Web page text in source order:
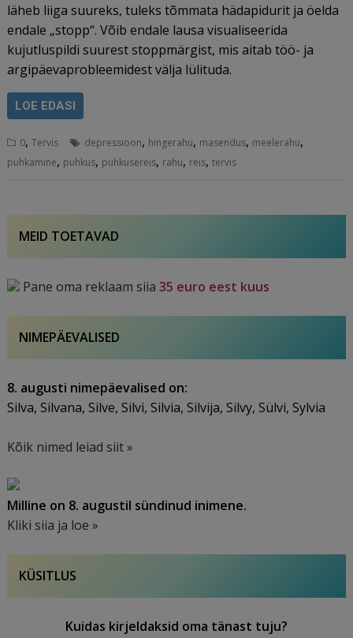
läheb liiga suureks, tuleks tõmmata hädapidurit ja öelda
endale „stopp“. Võib endale lausa visualiseerida
kujutluspildi suurest stoppmärgist, mis aitab töö- ja
argipäevaprobleemidest välja lülituda.
LOE EDASI
0,Tervis depressioon, hingerahu, masendus, meelerahu,
puhkamine, puhkus, puhkusereis, rahu, reis,tervis
MEID TOETAVAD
Pane oma reklaam siia35 euro eest kuus
NIMEPÄEVALISED
8. augusti nimepäevalised on:
Silva, Silvana, Silve, Silvi, Silvia, Silvija, Silvy, Sülvi, Sylvia
Kõik nimed leiad siit »
Milline on 8. augustil sündinud inimene.
Kliki siia ja loe »
KÜSITLUS
Kuidas kirjeldaksid oma tänast tuju?